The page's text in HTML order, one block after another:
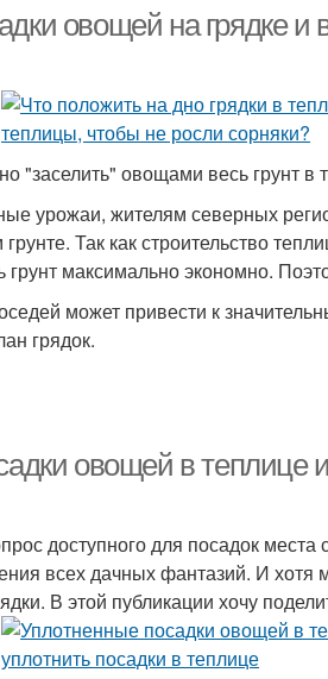
овощей на грядке и
"заселить" овощами весь грунт
урожаи, жителям северных
Так как строительство
грунт максимально экономно.
может привести к
грядок.
овощей в теплице
доступного для посадок места
всех дачных фантазий. И
В этой публикации хочу